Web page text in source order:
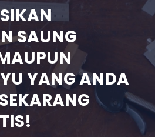
SAUNG
YANG ANDA